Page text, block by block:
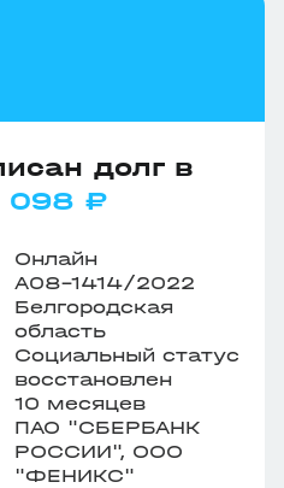
долг в
098 ₽
Онлайн
А08-1414/2022
Белгородская
область
Социальный статус
восстановлен
10 месяцев
ПАО "СБЕРБАНК
РОССИИ", ООО
"ФЕНИКС"